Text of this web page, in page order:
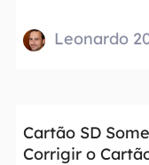
Leonardo
Cartão SD
Corrigir o